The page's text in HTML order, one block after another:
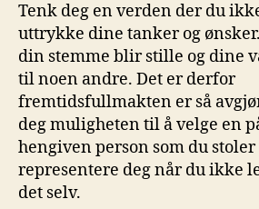
Tenk‍ deg en⁢ verden der du
uttrykke dine⁤ tanker og
din stemme blir stille og dine‌
til noen andre. ⁤Det er derfor‌
fremtidsfullmakten ‍er så
deg muligheten til å ⁢velge ​en
hengiven person som du stoler
representere deg når du ikke
det selv.